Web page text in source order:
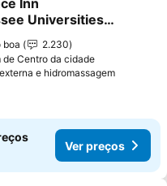
aos favoritos
Inn
Universities
boa
2.230
de Centro da cidade
e hidromassagemVer
Ver preços